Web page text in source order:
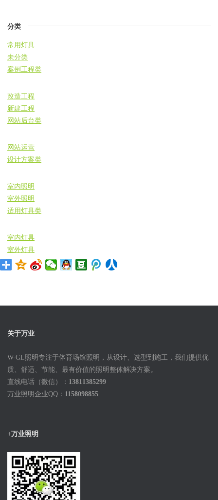
分类
常用灯具
未分类
案例工程类
改造工程
新建工程
网站后台类
网站运营
设计方案类
室内照明
室外照明
适用灯具类
室内灯具
室外灯具
关于万业
W-GL照明专注于体育场馆照明，从设计、选型到施工，我们提供优
质、舒适、节能、最有价值的照明整体解决方案。
直线电话（微信）： 13811385299
万业照明企业QQ： 1158098855
+万业照明